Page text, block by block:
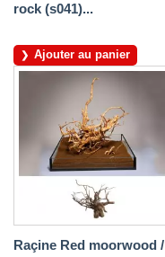
rock (s041)...
Ajouter au panier
Raçine Red moorwood /